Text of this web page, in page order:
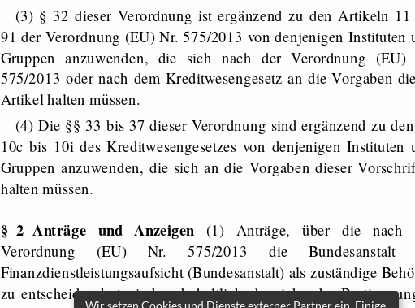
(3) § 32 dieser Verordnung ist ergänzend zu den Artikeln 11 bis
91 der Verordnung (EU) Nr. 575/2013 von denjenigen Instituten
Gruppen anzuwenden, die sich nach der Verordnung (EU)
575/2013 oder nach dem Kreditwesengesetz an die Vorgaben
Artikel halten müssen.
(4) Die §§ 33 bis 37 dieser Verordnung sind ergänzend zu den §§
10c bis 10i des Kreditwesengesetzes von denjenigen Instituten
Gruppen anzuwenden, die sich an die Vorgaben dieser
halten müssen.
§ 2 Anträge und Anzeigen (1) Anträge, über die nach
Verordnung (EU) Nr. 575/2013 die Bundesanstalt
Finanzdienstleistungsaufsicht (Bundesanstalt) als zuständige
zu entscheiden hat, sind vorbehaltlich abweichender
Wir setzen Cookies und Dienste externer Partner ein. Einige